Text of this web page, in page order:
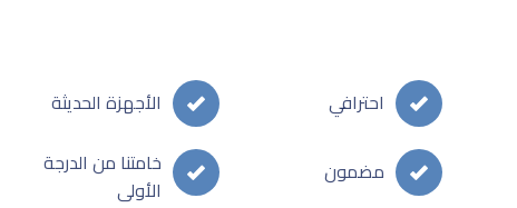
احترافي الأجهزة الحديثة
مضمون
خامتنا من الدرجة
الأولى